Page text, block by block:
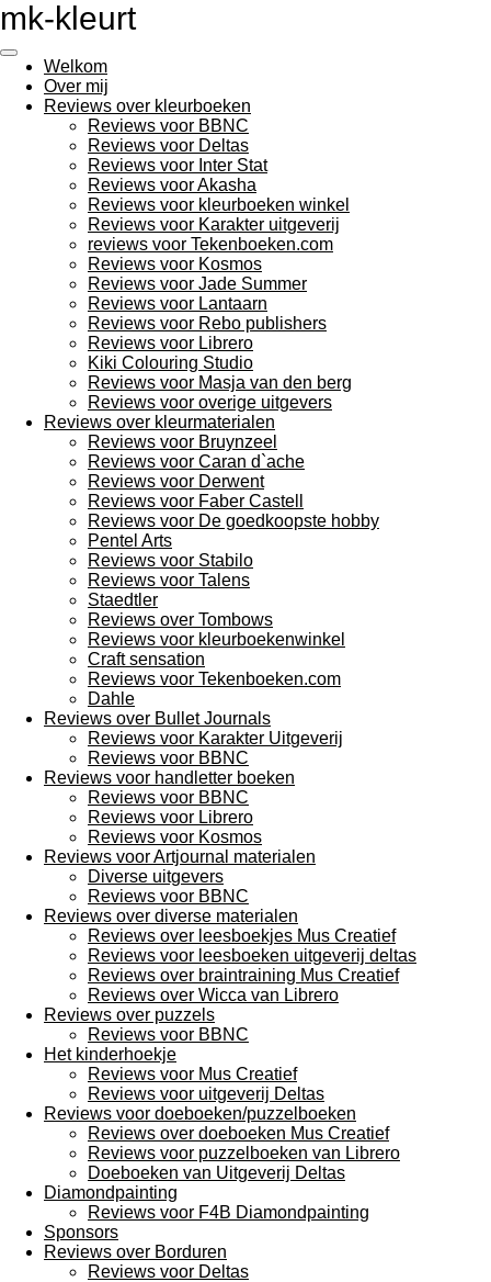
Ga
naar
hoofdinhoud
mk-kleurt
Welkom
Over mij
Reviews over kleurboeken
Reviews voor BBNC
Reviews voor Deltas
Reviews voor Inter Stat
Reviews voor Akasha
Reviews voor kleurboeken winkel
Reviews voor Karakter uitgeverij
reviews voor Tekenboeken.com
Reviews voor Kosmos
Reviews voor Jade Summer
Reviews voor Lantaarn
Reviews voor Rebo publishers
Reviews voor Librero
Kiki Colouring Studio
Reviews voor Masja van den berg
Reviews voor overige uitgevers
Reviews over kleurmaterialen
Reviews voor Bruynzeel
Reviews voor Caran d`ache
Reviews voor Derwent
Reviews voor Faber Castell
Reviews voor De goedkoopste hobby
Pentel Arts
Reviews voor Stabilo
Reviews voor Talens
Staedtler
Reviews over Tombows
Reviews voor kleurboekenwinkel
Craft sensation
Reviews voor Tekenboeken.com
Dahle
Reviews over Bullet Journals
Reviews voor Karakter Uitgeverij
Reviews voor BBNC
Reviews voor handletter boeken
Reviews voor BBNC
Reviews voor Librero
Reviews voor Kosmos
Reviews voor Artjournal materialen
Diverse uitgevers
Reviews voor BBNC
Reviews over diverse materialen
Reviews over leesboekjes Mus Creatief
Reviews voor leesboeken uitgeverij deltas
Reviews over braintraining Mus Creatief
Reviews over Wicca van Librero
Reviews over puzzels
Reviews voor BBNC
Het kinderhoekje
Reviews voor Mus Creatief
Reviews voor uitgeverij Deltas
Reviews voor doeboeken/puzzelboeken
Reviews over doeboeken Mus Creatief
Reviews voor puzzelboeken van Librero
Doeboeken van Uitgeverij Deltas
Diamondpainting
Reviews voor F4B Diamondpainting
Sponsors
Reviews over Borduren
Reviews voor Deltas